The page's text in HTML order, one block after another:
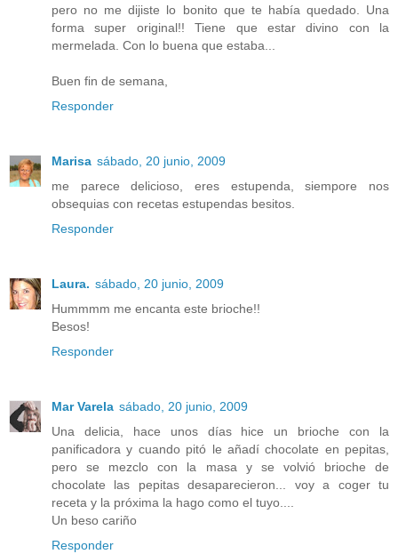
pero no me dijiste lo bonito que te había quedado. Una
forma super original!! Tiene que estar divino con la
mermelada. Con lo buena que estaba...
Buen fin de semana,
Responder
Marisa sábado, 20 junio, 2009
me parece delicioso, eres estupenda, siempore nos
obsequias con recetas estupendas besitos.
Responder
Laura. sábado, 20 junio, 2009
Hummmm me encanta este brioche!!
Besos!
Responder
Mar Varela sábado, 20 junio, 2009
Una delicia, hace unos días hice un brioche con la
panificadora y cuando pitó le añadí chocolate en pepitas,
pero se mezclo con la masa y se volvió brioche de
chocolate las pepitas desaparecieron... voy a coger tu
receta y la próxima la hago como el tuyo....
Un beso cariño
Responder